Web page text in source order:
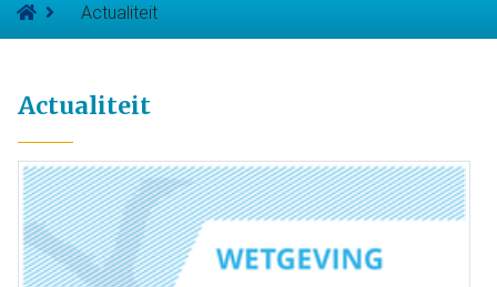
Actualiteit
Actualiteit